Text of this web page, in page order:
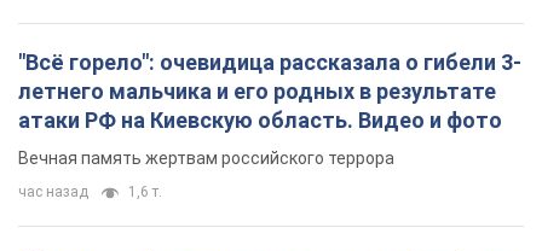
"Всё горело": очевидица рассказала о гибели 3-
летнего мальчика и его родных в результате
атаки РФ на Киевскую область. Видео и фото
Вечная память жертвам российского террора
час назад 1,6 т.